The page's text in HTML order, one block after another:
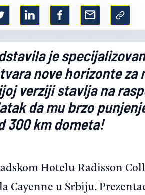
je
nove horizonte za
verziji stavlja na
da mu brzo
300 km dometa!
Hotelu Radisson
Cayenne u Srbiju.